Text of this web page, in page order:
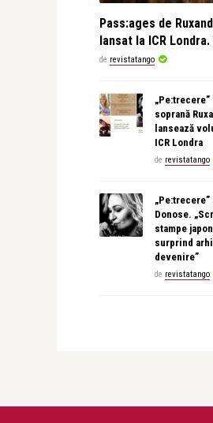
Pass:ages de
lansat la ICR Londra.
de revistatango
soprană
lansează
ICR Londra
de revistatango
„Pe:trecere”
Donose.
stampe
surprind
devenire”
de revistatango